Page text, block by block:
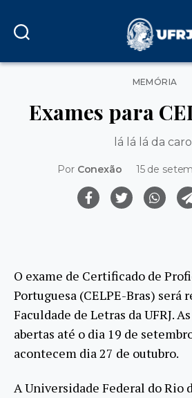
MEMÓRIA
Exames para
lá lá lá da carol
Por Conexão 15 de
O exame de Certificado de
Portuguesa (CELPE-Bras) será
Faculdade de Letras da UFRJ.
abertas até o dia 19 de
acontecem dia 27 de outubro.
A Universidade Federal do Rio